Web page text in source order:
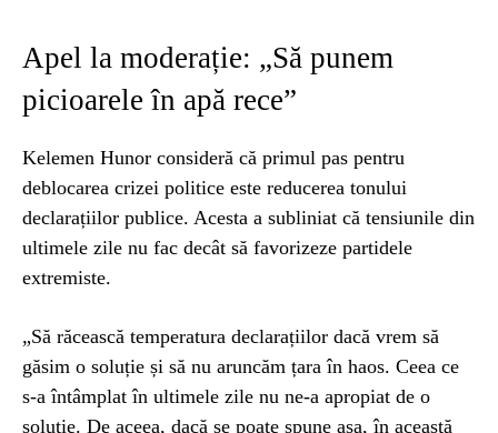
Apel la moderație: „Să punem
picioarele în apă rece”
Kelemen Hunor consideră că primul pas pentru
deblocarea crizei politice este reducerea tonului
declarațiilor publice. Acesta a subliniat că tensiunile din
ultimele zile nu fac decât să favorizeze partidele
extremiste.
„Să răcească temperatura declarațiilor dacă vrem să
găsim o soluție și să nu aruncăm țara în haos. Ceea ce
s-a întâmplat în ultimele zile nu ne-a apropiat de o
soluție. De aceea, dacă se poate spune așa, în această